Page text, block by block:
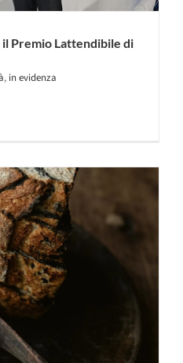
Premio Lattendibile di
, in evidenza